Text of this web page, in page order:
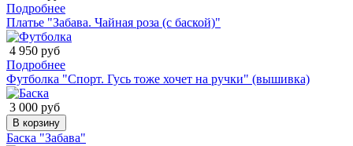
Подробнее
Платье "Забава. Чайная роза (с баской)"
4 950 руб
Подробнее
Футболка "Спорт. Гусь тоже хочет на ручки" (вышивка)
3 000 руб
В корзину
Баска "Забава"